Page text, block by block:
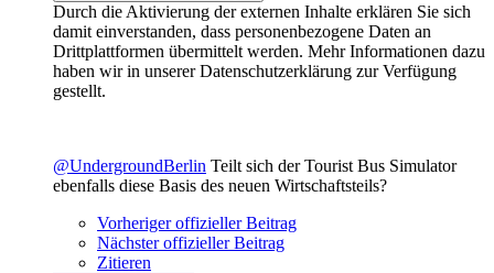
Durch die Aktivierung der externen Inhalte erklären Sie sich
damit einverstanden, dass personenbezogene Daten an
Drittplattformen übermittelt werden. Mehr Informationen dazu
haben wir in unserer Datenschutzerklärung zur Verfügung
gestellt.
@UndergroundBerlin Teilt sich der Tourist Bus Simulator
ebenfalls diese Basis des neuen Wirtschaftsteils?
Vorheriger offizieller Beitrag
Nächster offizieller Beitrag
Zitieren